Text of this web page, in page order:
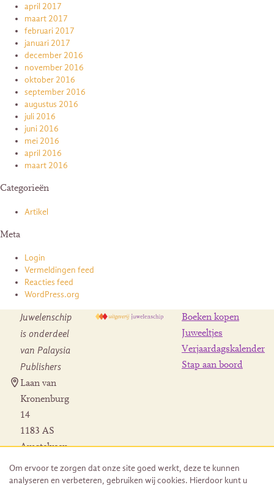
april 2017
maart 2017
februari 2017
januari 2017
december 2016
november 2016
oktober 2016
september 2016
augustus 2016
juli 2016
juni 2016
mei 2016
april 2016
maart 2016
Categorieën
Artikel
Meta
Login
Vermeldingen feed
Reacties feed
WordPress.org
Juwelenschip
is onderdeel
van Palaysia
Publishers
Laan van
Kronenburg
14
1183 AS
Amstelveen
Herroeping
Boeken kopen
Juweeltjes
Verjaardagskalender
Stap aan boord
Om ervoor te zorgen dat onze site goed werkt, deze te kunnen
analyseren en verbeteren, gebruiken wij cookies. Hierdoor kunt u